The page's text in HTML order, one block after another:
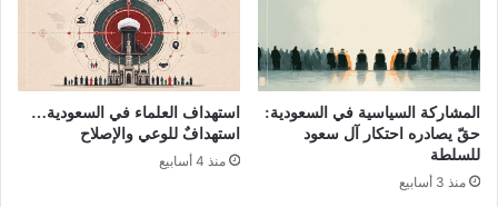
المشاركة السياسية في السعودية:
حقّ يصادره احتكار آل سعود
للسلطة
منذ 3 أسابيع
استهداف العلماء في السعودية…
استهدافٌ للوعي والإصلاح
منذ 4 أسابيع